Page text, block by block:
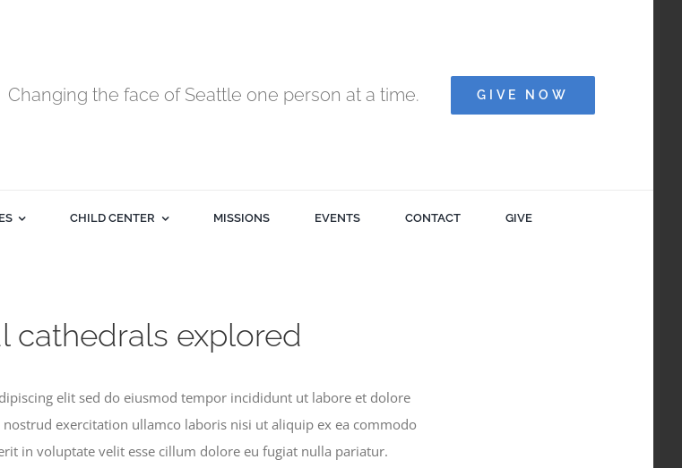
Changing the face of Seattle one person at a time. GIVE NOW
CHILD CENTER MISSIONS EVENTS CONTACT GIVE
cathedrals explored
elit sed do eiusmod tempor incididunt ut labore et dolore
exercitation ullamco laboris nisi ut aliquip ex ea commodo
in voluptate velit esse cillum dolore eu fugiat nulla pariatur.